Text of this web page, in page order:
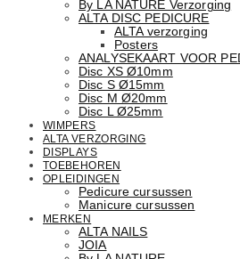
By LA NATURE Verzorging
ALTA DISC PEDICURE
ALTA verzorging
Posters
ANALYSEKAART VOOR
Disc XS Ø10mm
Disc S Ø15mm
Disc M Ø20mm
Disc L Ø25mm
WIMPERS
ALTA VERZORGING
DISPLAYS
TOEBEHOREN
OPLEIDINGEN
Pedicure cursussen
Manicure cursussen
MERKEN
ALTA NAILS
JOIA